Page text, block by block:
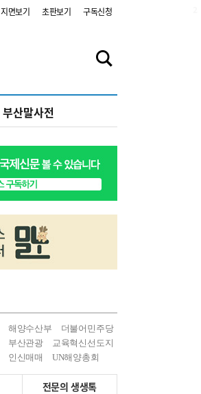
지면보기 초판보기 구독신청
부산말사전
해양수산부
더불어민주당
부산관광
교육혁신선도지
인신매매 UN해양총회
전문의 생생톡